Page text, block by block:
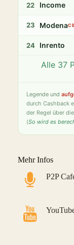
22 Income
23 Modena
24 Inrento
Twino
27 PeerBerry
28 Bondster
31
32 Savy
Alle 37
Legende und
durch Cashback
der Regel über
(So wird es
Mehr Infos
P2P